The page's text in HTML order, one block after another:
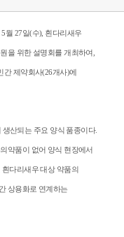
5월 27일(수), 흰다리새우
을 위한 설명회를 개최하여
간 제약회사(26개사)에
생산되는 주요 양식 품종이다.
약품이 없어 양식 현장에서
흰다리새우 대상 약품의
상용화로 연계하는